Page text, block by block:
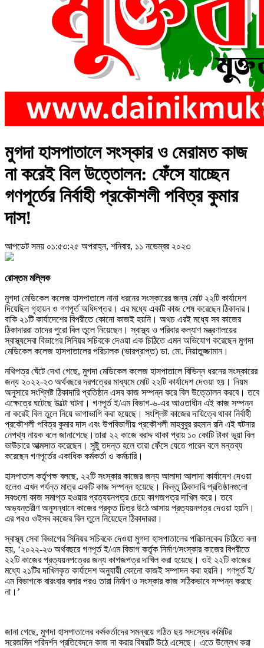
মুগদা হাসপাতালে সংস্কার ও মেরামত কাজ
না করেই বিল উত্তোলন: ফেঁসে যাচ্ছেন
গণপূর্তের নির্বাহী প্রকৌশলী পবিত্র কুমার
দাস!
আপডেট সময় ০১:৫৩:২৫ অপরাহ্ন, শনিবার, ১১ নভেম্বর ২০২৩
রোস্তম মল্লিক
মুগদা মেডিকেল কলেজ হাসপাতালে নানা ধরনের সংস্কারের জন্য মোট ২২টি কার্যাদেশ
দিয়েছিল গৃহায়ন ও গণপূর্ত অধিদপ্তর। এর মধ্যে একটি কাজ শেষ করেছেন ঠিকাদার।
বাকি ২১টি কার্যাদেশের বিপরীতে কোনো কাজই হয়নি। অথচ এরই মধ্যে সব কাজের
ঠিকাদাররা তাদের পুরো বিল তুলে নিয়েছেন। স্বাস্থ্য ও পরিবার কল্যাণ মন্ত্রণালয়ের
স্বাস্থ্যসেবা বিভাগের সিনিয়র সচিবকে দেওয়া এক চিঠিতে এমন অভিযোগ করেছেন মুগদা
মেডিকেল কলেজ হাসপাতালের পরিচালক (ভারপ্রাপ্ত) ডা. মো. নিয়াতুজ্জামান।
নথিপত্র ঘেঁটে দেখা গেছে, মুগদা মেডিকেল কলেজ হাসপাতালে বিভিন্ন ধরনের সংস্কারের
জন্য ২০২২-২৩ অর্থবছরে দরপত্রের মাধ্যমে মোট ২২টি কার্যাদেশ দেওয়া হয়। নিয়ম
অনুসারে সংশ্লিষ্ট ঠিকাদারি প্রতিষ্ঠান এসব কাজ সম্পন্ন করে বিল উত্তোলন করবে। তবে
এক্ষেত্রে ঘটেছে উল্টো ঘটনা। গণপূর্ত ই/এম বিভাগ-৬-এর আওতাধীন এই কাজ সম্পন্ন
না করেই বিল তুলে নিয়ে ভাগাভাগি করা হয়েছে। সংশ্লিষ্ট কাজের দায়িত্বে থাকা নির্বাহী
প্রকৌশলী পবিত্র কুমার দাস এবং উপবিভাগীয় প্রকৌশলী মাহবুবুর রহমান রনি এই ঘটনার
নেপথ্য নায়ক বলে জানাগেছে।তারা ২২ কাজে বরাদ্দ থাকা প্রায় ১০ কোটি টাকা ভুয়া বিল
ভাউচারে আত্মসাত করেছেন। সুষ্টু তদন্ত হলে তারা ফেঁসে যেতে পারেন বলে মন্তব্য
করেছেন গণপূর্তের একাধিক কর্মকর্তা ও কর্মচারি।
হাসপাতাল কর্তৃপক্ষ বলছে, ২২টি সংস্কার কাজের জন্য আলাদা আলাদা কার্যাদেশ দেওয়া
হলেও এখন পর্যন্ত মাত্র একটি কাজ সম্পন্ন হয়েছে। কিন্তু ঠিকাদারি প্রতিষ্ঠানগুলো
সবগুলো কাজ সমাপ্ত হওয়ার প্রত্যয়নপত্র চেয়ে কাগজপত্র দাখিল করে। তবে
অভ্যন্তরীণ অনুসন্ধানে কাজের প্রকৃত চিত্র উঠে আসায় প্রত্যয়নপত্র দেওয়া হয়নি।
এর পরও ওইসব কাজের বিল তুলে নিয়েছেন ঠিকাদাররা।
স্বাস্থ্য সেবা বিভাগের সিনিয়র সচিবকে দেওয়া মুগদা হাসপাতালের পরিচালকের চিঠিতে বলা
হয়, ‘২০২২-২৩ অর্থবছরে গণপূর্ত ই/এম বিভাগ কর্তৃক নির্মাণ/সংস্কার কাজের বিপরীতে
২২টি কাজের প্রত্যয়নপত্রের জন্য কাগজপত্র দাখিল করা হয়েছে। ওই ২২টি কাজের
মধ্যে ২১টির দাখিলকৃত কার্যাদেশ অনুযায়ী কোনো কাজই সম্পাদন করা হয়নি। গণপূর্ত ই/
এম বিভাগকে বারংবার বলার পরও তারা নির্মাণ ও সংস্কার কাজ সঠিকভাবে সম্পন্ন করছে
না।’
জানা গেছে, মুগদা হাসপাতালের কর্মকর্তাদের সমন্বয়ে গঠিত ছয় সদস্যের কমিটির
সরেজমিন পরিদর্শন প্রতিবেদনে কাজ না করার বিষয়টি উঠে এসেছে। এতে উল্লেখ করা